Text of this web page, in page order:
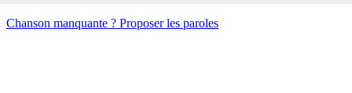
Chanson manquante ? Proposer les paroles